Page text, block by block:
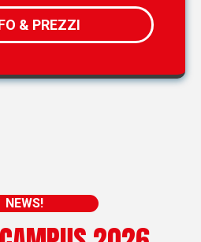
& PREZZI
NEWS!